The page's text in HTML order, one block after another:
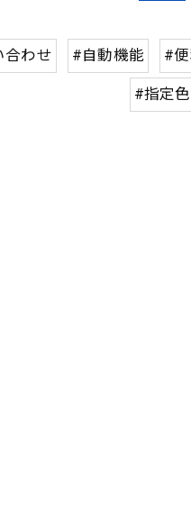
合わせ #自動機能 #便
#指定色